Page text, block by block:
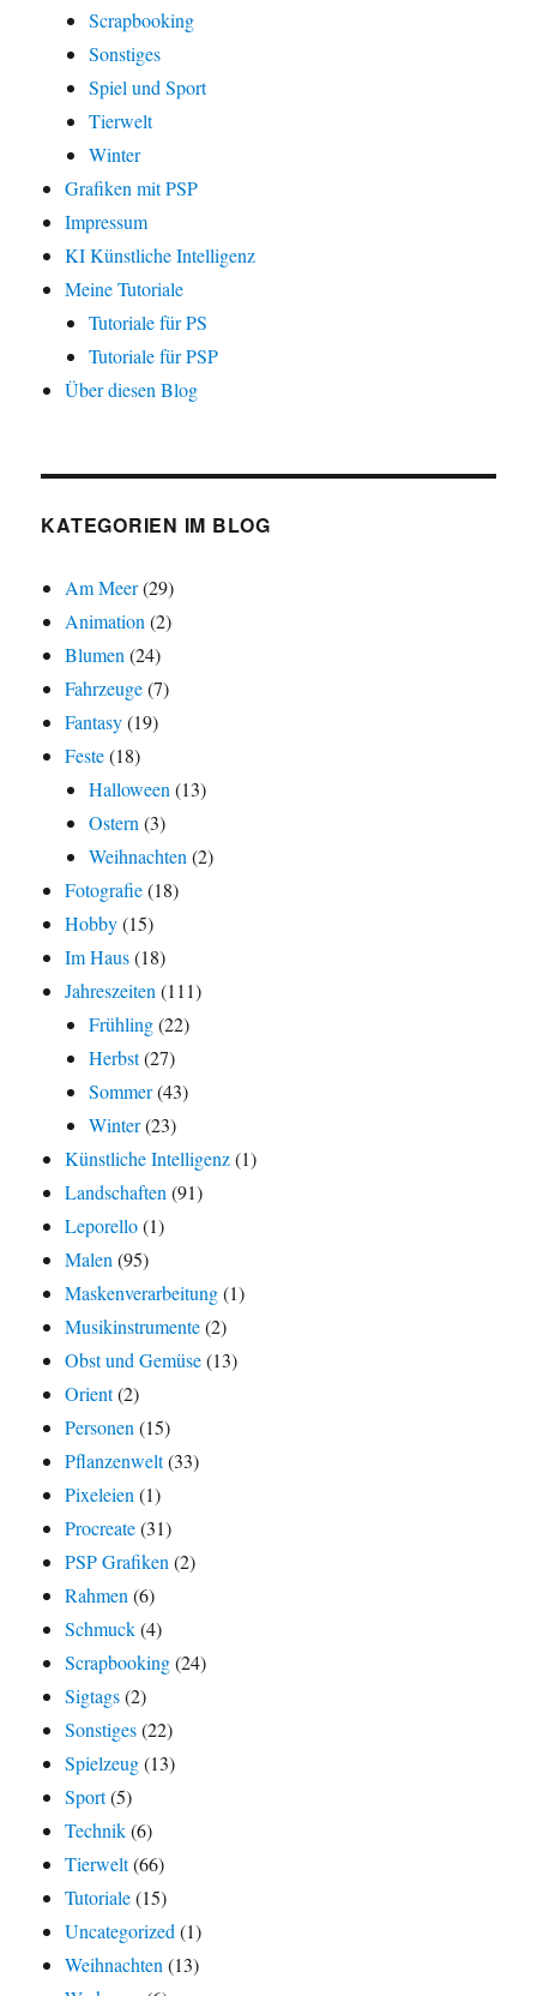
Scrapbooking
Sonstiges
Spiel und Sport
Tierwelt
Winter
Grafiken mit PSP
Impressum
KI Künstliche Intelligenz
Meine Tutoriale
Tutoriale für PS
Tutoriale für PSP
Über diesen Blog
KATEGORIEN IM BLOG
Am Meer(29)
Animation (2)
Blumen (24)
Fahrzeuge(7)
Fantasy(19)
Feste(18)
Halloween (13)
Ostern (3)
Weihnachten (2)
Fotografie(18)
Hobby(15)
Im Haus(18)
Jahreszeiten (111)
Frühling(22)
Herbst(27)
Sommer(43)
Winter(23)
Künstliche Intelligenz(1)
Landschaften (91)
Leporello(1)
Malen (95)
Maskenverarbeitung(1)
Musikinstrumente(2)
Obst und Gemüse(13)
Orient(2)
Personen (15)
Pflanzenwelt(33)
Pixeleien (1)
Procreate(31)
PSP Grafiken (2)
Rahmen (6)
Schmuck(4)
Scrapbooking(24)
Sigtags(2)
Sonstiges(22)
Spielzeug(13)
Sport(5)
Technik(6)
Tierwelt(66)
Tutoriale(15)
Uncategorized (1)
Weihnachten (13)